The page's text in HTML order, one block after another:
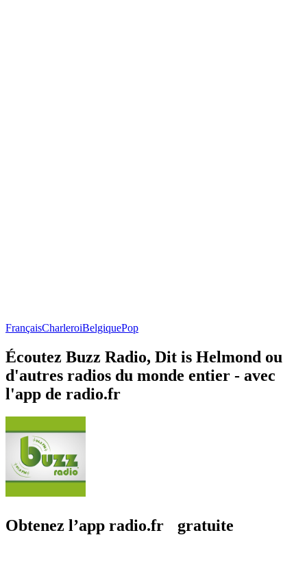
FrançaisCharleroiBelgiquePop
Écoutez Buzz Radio, Dit is Helmond ou
d'autres radios du monde entier - avec
l'app de radio.fr
Obtenez l’app radio.fr gratuite